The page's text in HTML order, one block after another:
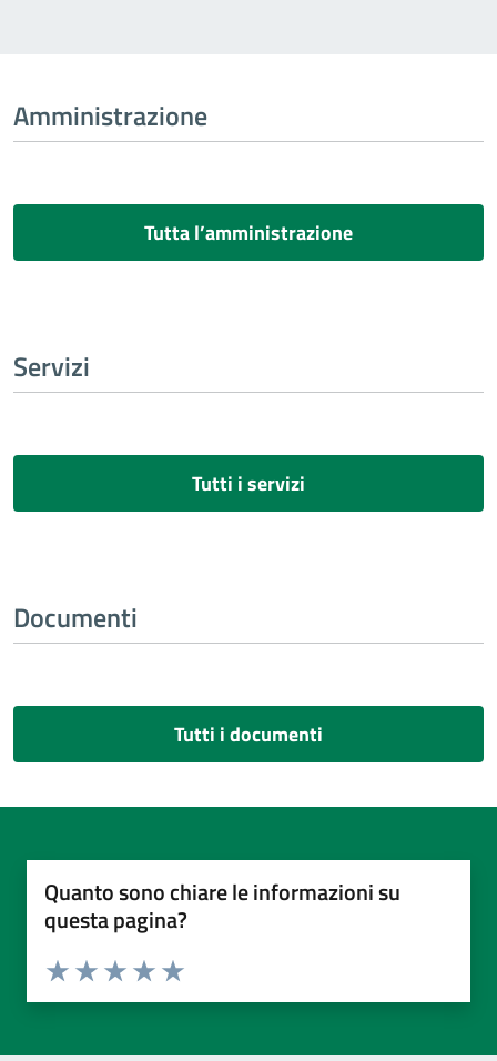
Amministrazione
Tutta l’amministrazione
Servizi
Tutti i servizi
Documenti
Tutti i documenti
Quanto sono chiare le informazioni su
questa pagina?
Valuta da 1 a 5 stelle la pagina
Valuta 5 stelle su 5
Valuta 4 stelle su 5
Valuta 3 stelle su 5
Valuta 2 stelle su 5
Valuta 1 stelle su 5